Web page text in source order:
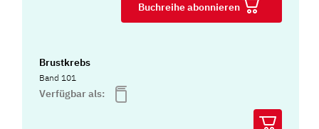
Buchreihe abonnieren
Brustkrebs
Band 101
Verfügbar als: